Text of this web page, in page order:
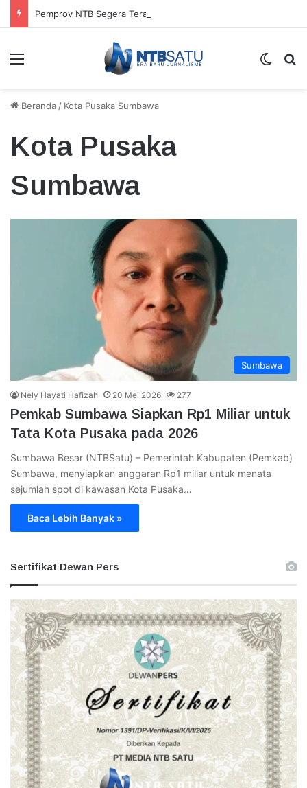
Menu
Beranda / Kota Pusaka Sumbawa
Kota Pusaka
Sumbawa
Sumbawa
Nely Hayati Hafizah 20 Mei 2026 277
Pemkab Sumbawa Siapkan Rp1 Miliar untuk
Tata Kota Pusaka pada 2026
Sumbawa Besar (NTBSatu) – Pemerintah Kabupaten (Pemkab)
Sumbawa, menyiapkan anggaran Rp1 miliar untuk menata
sejumlah spot di kawasan Kota Pusaka…
Baca Lebih Banyak »
Sertifikat Dewan Pers